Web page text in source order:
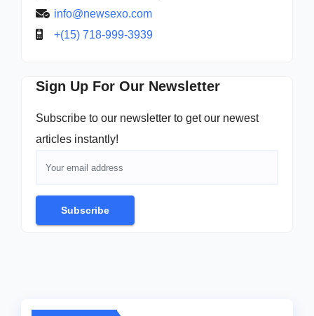
info@newsexo.com
+(15) 718-999-3939
Sign Up For Our Newsletter
Subscribe to our newsletter to get our newest
articles instantly!
Subscribe